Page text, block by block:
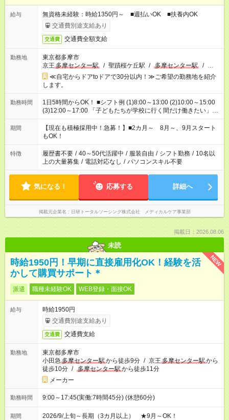
給与
無資格未経験：時給1350円～ ■週払いOK ■扶養内OK
交通費別途支給あり
交通費 交通費全額支給
勤務地
東京都多摩市
京王 多摩センター駅 / 聖蹟桜ケ丘駅 / 多摩センター駅 / …
≪自宅からドアtoドアで30分以内！≫ご希望の勤務地を紹介
します。
勤務時間
1日5時間からOK！ ■シフト例 (1)8:00～13:00 (2)10:00～15:00
(3)12:00～17:00 「子どもたちが学校に行く間だけ働きたい」
「余裕を持って夕飯の準備がしたい」 「午前中は働いて、午後
はプライベートの時間にしたい」 など、ご希望を教えてくださ
いね。 ※Wワーク希望の方へ 今ご覧のお仕事で希望する勤務時
間と、もう1つのお仕事の勤務時間。 合計で週40時間を超える
場合は応募できません。
期間
【現在も積極採用中！急募！】■2カ月～ 8月～、9月スタート
もOK！
特徴 履歴書不要 / 40～50代活躍中 / 服装自由 / シフト勤務 / 10名以
上の大量募集 / 電話対応なし / パソコンスキル不要
気になる！ 応募する 詳細へ
掲載元企業名 日研トータルソーシング株式会社 メディカルケア事業部
掲載日：2026.08.06
未読
NEW
時給1950円！早期に直接雇用化OK！経験を活
かして購買サポート＊
派遣 職種未経験OK WEB登録・面接OK
給与
時給1950円
交通費別途支給あり
交通費 交通費支給
勤務地
東京都多摩市
小田急 多摩センター駅から徒歩9分 / 京王 多摩センター駅から
徒歩10分 / 多摩センター駅から徒歩11分
メーカー
勤務時間 9:00～17:45(実働:7時間45分) (休憩60分)
期間 2026/9/上旬～長期（3カ月以上） ★9月～OK！